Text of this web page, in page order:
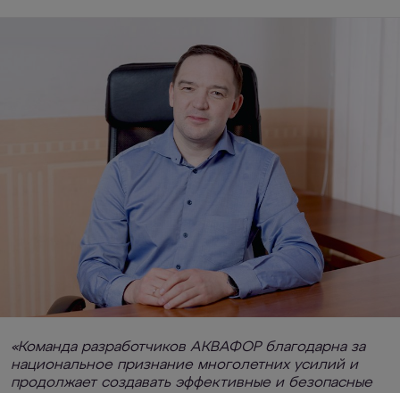
«Команда разработчиков АКВАФОР благодарна за
национальное признание многолетних усилий и
продолжает создавать эффективные и безопасные